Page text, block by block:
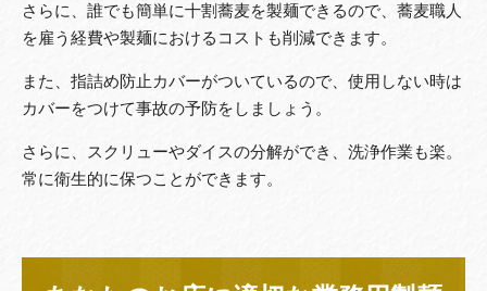
さらに、誰でも簡単に十割蕎麦を製麺できるので、蕎麦職人
を雇う経費や製麺におけるコストも削減できます。
また、指詰め防止カバーがついているので、使用しない時は
カバーをつけて事故の予防をしましょう。
さらに、スクリューやダイスの分解ができ、洗浄作業も楽。
常に衛生的に保つことができます。